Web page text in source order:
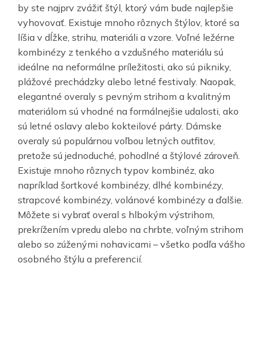
by ste najprv zvážiť štýl, ktorý vám bude najlepšie
vyhovovať. Existuje mnoho rôznych štýlov, ktoré sa
líšia v dĺžke, strihu, materiáli a vzore. Voľné ležérne
kombinézy z tenkého a vzdušného materiálu sú
ideálne na neformálne príležitosti, ako sú pikniky,
plážové prechádzky alebo letné festivaly. Naopak,
elegantné overaly s pevným strihom a kvalitným
materiálom sú vhodné na formálnejšie udalosti, ako
sú letné oslavy alebo kokteilové párty. Dámske
overaly sú populárnou voľbou letných outfitov,
pretože sú jednoduché, pohodlné a štýlové zároveň.
Existuje mnoho rôznych typov kombinéz, ako
napríklad šortkové kombinézy, dlhé kombinézy,
strapcové kombinézy, volánové kombinézy a ďalšie.
Môžete si vybrať overal s hlbokým výstrihom,
prekrížením vpredu alebo na chrbte, voľným strihom
alebo so zúženými nohavicami – všetko podľa vášho
osobného štýlu a preferencií.